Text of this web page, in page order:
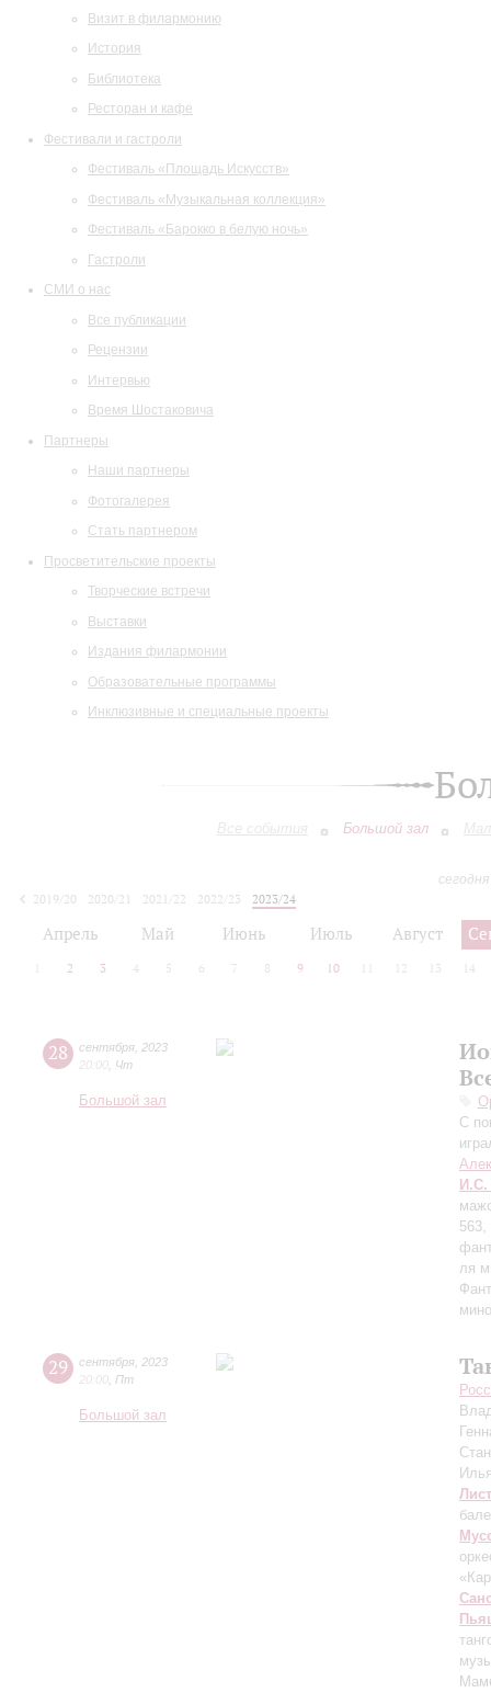
Визит в филармонию
История
Библиотека
Ресторан и кафе
Фестивали и гастроли
Фестиваль «Площадь Искусств»
Фестиваль «Музыкальная коллекция»
Фестиваль «Барокко в белую ночь»
Гастроли
СМИ о нас
Все публикации
Рецензии
Интервью
Время Шостаковича
Партнеры
Наши партнеры
Фотогалерея
Стать партнером
Просветительские проекты
Творческие встречи
Выставки
Издания филармонии
Образовательные программы
Инклюзивные и специальные проекты
Все события Большой зал
2019/20
2020/21 2021/22 2022/23
2023/24
Апрель Май Июнь Июль Август
2 3 4 5 6 7 8 9 10 12 13 14
28 сентября 2023
20:00 Чт
Большой зал
С
И.С.
563,
ля
29 сентября 2023
20:00 Пт
Большой зал
Лист